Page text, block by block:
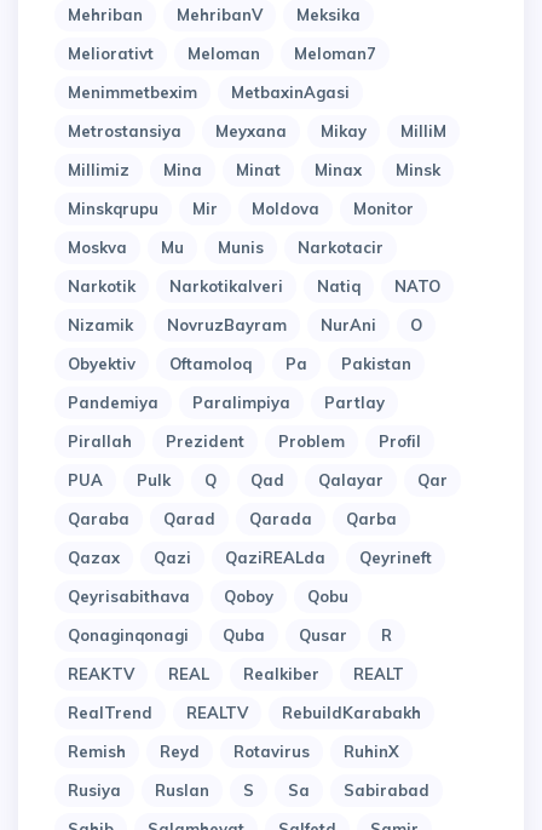
Mehriban
MehribanV
Meksika
Meliorativt
Meloman
Meloman7
Menimmetbexim
MetbaxinAgasi
Metrostansiya
Meyxana Mikay
MilliM
Millimiz
Mina Minat Minax
Minsk
Minskqrupu
Mir Moldova
Monitor
Moskva
Mu Munis
Narkotacir
Narkotik
Narkotikalveri Natiq
NATO
Nizamik
NovruzBayram NurAni
O
Obyektiv
Oftamoloq Pa
Pakistan
Pandemiya
Paralimpiya
Partlay
Pirallah
Prezident Problem
Profil
PUA
Pulk Q Qad Qalayar
Qar
Qaraba
Qarad Qarada
Qarba
Qazax
Qazi QaziREALda
Qeyrineft
Qeyrisabithava
Qoboy
Qobu
Qonaginqonagi
Quba Qusar
R
REAKTV
REAL Realkiber
REALT
RealTrend
REALTV
RebuildKarabakh
Remish
Reyd Rotavirus
RuhinX
Rusiya
Ruslan S Sa
Sabirabad